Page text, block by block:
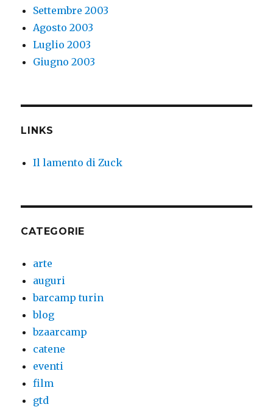
Settembre 2003
Agosto 2003
Luglio 2003
Giugno 2003
LINKS
Il lamento di Zuck
CATEGORIE
arte
auguri
barcamp turin
blog
bzaarcamp
catene
eventi
film
gtd